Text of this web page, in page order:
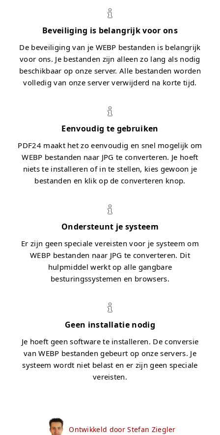
Beveiliging is belangrijk voor ons
De beveiliging van je WEBP bestanden is belangrijk
voor ons. Je bestanden zijn alleen zo lang als nodig
beschikbaar op onze server. Alle bestanden worden
volledig van onze server verwijderd na korte tijd.
Eenvoudig te gebruiken
PDF24 maakt het zo eenvoudig en snel mogelijk om
WEBP bestanden naar JPG te converteren. Je hoeft
niets te installeren of in te stellen, kies gewoon je
bestanden en klik op de converteren knop.
Ondersteunt je systeem
Er zijn geen speciale vereisten voor je systeem om
WEBP bestanden naar JPG te converteren. Dit
hulpmiddel werkt op alle gangbare
besturingssystemen en browsers.
Geen installatie nodig
Je hoeft geen software te installeren. De conversie
van WEBP bestanden gebeurt op onze servers. Je
systeem wordt niet belast en er zijn geen speciale
vereisten.
Ontwikkeld door Stefan Ziegler